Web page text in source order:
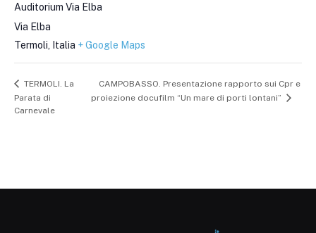
Auditorium Via Elba
Via Elba
Termoli
Italia + Google Maps
TERMOLI. La
Parata di
Carnevale
CAMPOBASSO. Presentazione rapporto sui Cpr e
proiezione docufilm “Un mare di porti lontani”